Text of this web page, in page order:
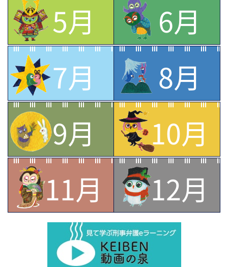
5月
6月
7月
8月
9月
10月
11月
12月